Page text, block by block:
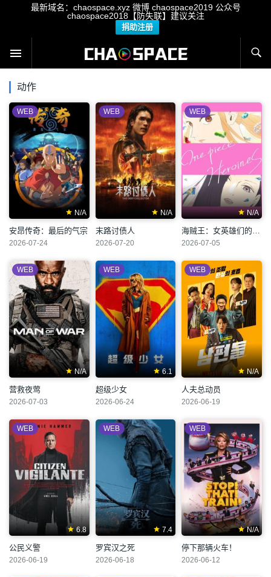
最新域名：chaospace.xyz 微博 chaospace2019 公众号
chaospace2018【防失联】建议关注
捐助注册
动作
N/A
WEB
安昂传奇：最后的气宗
2026-07-24
N/A
WEB
末路讨债人
2026-07-20
N/A
WEB
海贼王：女英雄们的故事
2026-07-05
N/A
WEB
营救夜莺
2026-07-03
6.1
WEB
超级少女
2026-06-24
N/A
WEB
人夫总动员
2026-06-19
6.8
WEB
公民义警
2026-06-19
7.4
WEB
罗宾汉之死
2026-06-18
N/A
WEB
停下那辆火车！
2026-06-12